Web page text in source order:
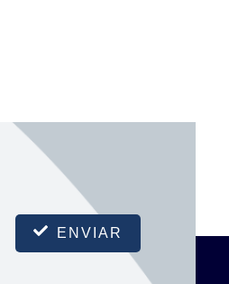
ENVIAR